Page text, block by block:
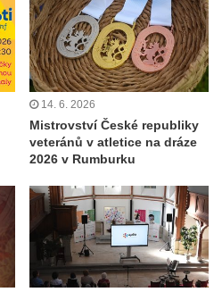
14. 6. 2026
Mistrovství České republiky
veteránů v atletice na dráze
2026 v Rumburku